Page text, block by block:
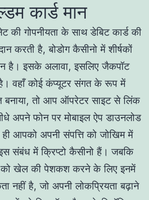
कार्ड मान
की गोपनीयता के साथ डेबिट कार्ड की
करती है, बोडोग कैसीनो में शीर्षकों
है। इसके अलावा, इसलिए जैकपॉट
वहाँ कोई कंप्यूटर संगत के रूप में
बनाया, तो आप ऑपरेटर साइट से लिंक
अपने फोन पर मोबाइल ऐप डाउनलोड
आपको अपनी संपत्ति को जोखिम में
संबंध में क्रिप्टो कैसीनो हैं। जबकि
को खेल की पेशकश करने के लिए इनमें
नहीं है, जो अपनी लोकप्रियता बढ़ाने